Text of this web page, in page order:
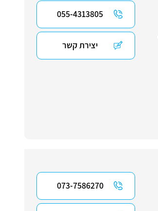
055-4313805
יצירת קשר
073-7586270